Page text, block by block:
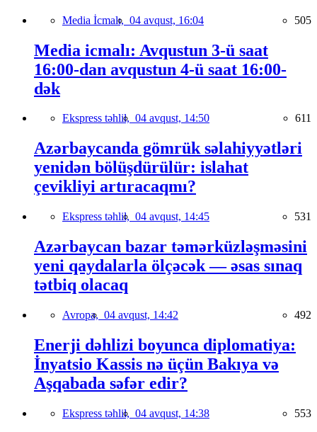
Media İcmalı, 04 avqust, 16:04 505
Media icmalı: Avqustun 3-ü saat
16:00-dan avqustun 4-ü saat 16:00-
dək
Ekspress təhlil, 04 avqust, 14:50 611
Azərbaycanda gömrük səlahiyyətləri
yenidən bölüşdürülür: islahat
çevikliyi artıracaqmı?
Ekspress təhlil, 04 avqust, 14:45 531
Azərbaycan bazar təmərküzləşməsini
yeni qaydalarla ölçəcək — əsas sınaq
tətbiq olacaq
Avropa, 04 avqust, 14:42 492
Enerji dəhlizi boyunca diplomatiya:
İnyatsio Kassis nə üçün Bakıya və
Aşqabada səfər edir?
Ekspress təhlil, 04 avqust, 14:38 553